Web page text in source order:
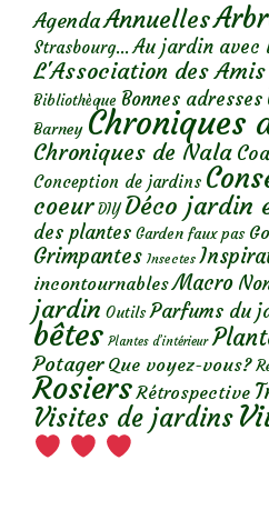
AgendaAnnuelles
Strasbourg... Au jardin avec
L'Association des
Bibliothèque Bonnes adresses
Barney Chroniques
Chroniques de Nala
Conception de jardins
coeur DIY Déco jardin
des plantes Garden faux pas
Grimpantes Insectes
incontournables Macro
jardin Outils Parfums du
bêtes Plantes d’intérieur
Potager Que voyez-vous?
Rosiers Rétrospective
Visites de jardins